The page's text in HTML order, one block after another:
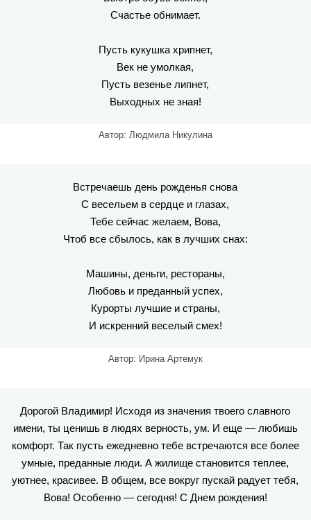
Счастье обнимает.
Пусть кукушка хрипнет,
Век не умолкая,
Пусть везенье липнет,
Выходных не зная!
Автор: Людмила Никулина
Встречаешь день рожденья снова
С весельем в сердце и глазах,
Тебе сейчас желаем, Вова,
Чтоб все сбылось, как в лучших снах:
Машины, деньги, рестораны,
Любовь и преданный успех,
Курорты лучшие и страны,
И искренний веселый смех!
Автор: Ирина Артемук
Дорогой Владимир! Исходя из значения твоего славного
имени, ты ценишь в людях верность, ум. И еще — любишь
комфорт. Так пусть ежедневно тебе встречаются все более
умные, преданные люди. А жилище становится теплее,
уютнее, красивее. В общем, все вокруг пускай радует тебя,
Вова! Особенно — сегодня! С Днем рождения!